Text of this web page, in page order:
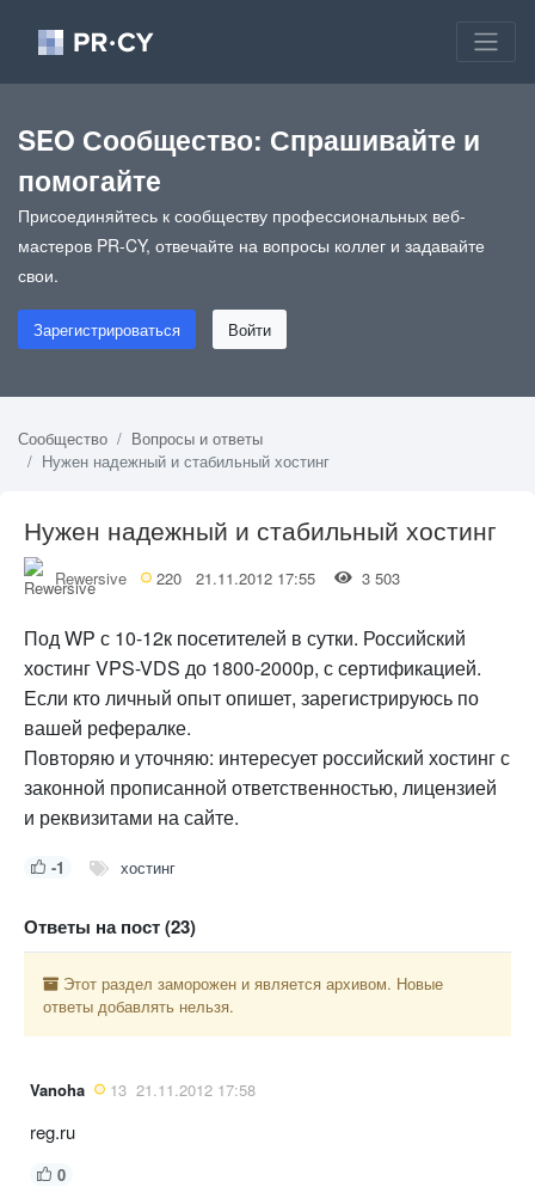
SEO Сообщество: Спрашивайте и
помогайте
Присоединяйтесь к сообществу профессиональных веб-
мастеров PR-CY, отвечайте на вопросы коллег и задавайте
свои.
Зарегистрироваться Войти
Сообщество
Вопросы и ответы
Нужен надежный и стабильный хостинг
Нужен надежный и стабильный хостинг
Rewersive 220 21.11.2012 17:55 3 503
Под WP с 10-12к посетителей в сутки. Российский
хостинг VPS-VDS до 1800-2000р, с сертификацией.
Если кто личный опыт опишет, зарегистрируюсь по
вашей рефералке.
Повторяю и уточняю: интересует российский хостинг с
законной прописанной ответственностью, лицензией
и реквизитами на сайте.
-1 хостинг
Ответы на пост (23)
Этот раздел заморожен и является архивом. Новые
ответы добавлять нельзя.
Vanoha 13 21.11.2012 17:58
reg.ru
0